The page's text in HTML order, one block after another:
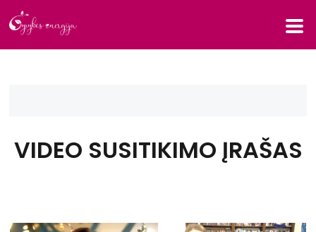
VIDEO SUSITIKIMO ĮRAŠAS